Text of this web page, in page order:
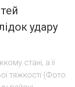
удару
стані, а її
тяжкості (Фото: